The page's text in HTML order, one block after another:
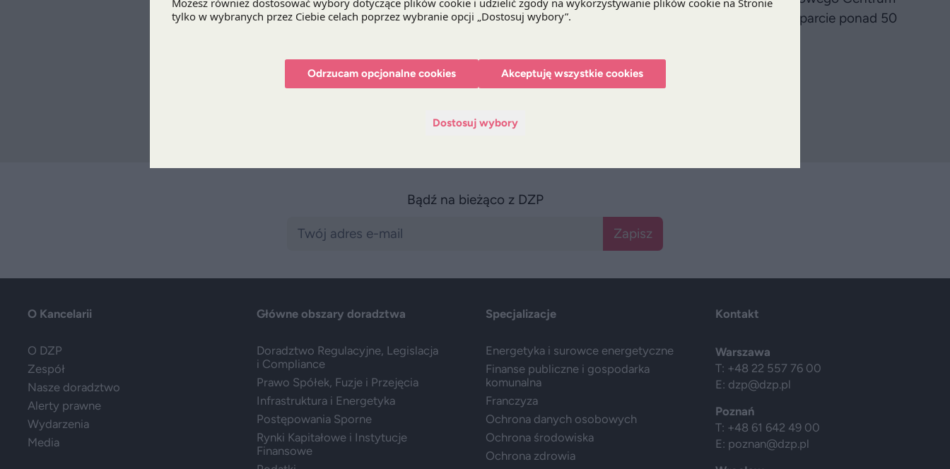
Badań i Rozwoju, a także Rzecznika Praw Pacjenta. Ponadto raport uzyskał wsparcie ponad 50
Raport Top Disruptors in Healthcare 2022 dostępny jest pod
Bądź na bieżąco z DZP
Zapisz
O Kancelarii
O DZP
Zespół
Nasze doradztwo
Alerty prawne
Wydarzenia
Media
Główne obszary doradztwa
Doradztwo Regulacyjne, Legislacja
i Compliance
Prawo Spółek, Fuzje i Przejęcia
Infrastruktura i Energetyka
Postępowania Sporne
Rynki Kapitałowe i Instytucje
Finansowe
Specjalizacje
Energetyka i surowce energetyczne
Finanse publiczne i gospodarka
komunalna
Franczyza
Ochrona danych osobowych
Ochrona środowiska
Ochrona zdrowia
Kontakt
Warszawa
T: +48 22 557 76 00
E: dzp@dzp.pl
Poznań
T: +48 61 642 49 00
E: poznan@dzp.pl
Odrzucam opcjonalne cookies Akceptuję wszystkie cookies
Dostosuj wybory